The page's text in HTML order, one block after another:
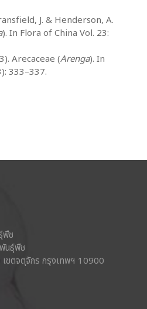
J. & Henderson, A.
). In Flora of China Vol. 23:
Arecaceae (Arenga). In
333–337.
พืช
นธุ์พืช
ขตจตุจักร กรุงเทพฯ 10900